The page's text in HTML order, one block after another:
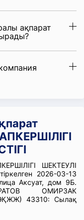
ақпарат
ШЕКТЕУЛІ
2026-03-13
Аксуат, дом 9Б.
ОМИРЗАК
43310: Сылақ